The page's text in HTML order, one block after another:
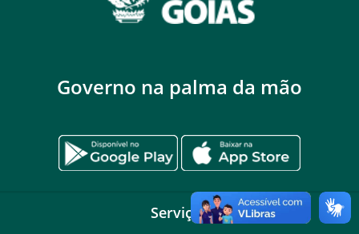
Governo na palma da mão
Serviços